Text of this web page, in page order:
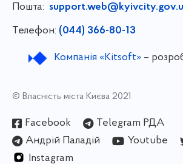
Пошта:
Телефон: (044) 366-80-13
Компанія «Kitsoft»–
© Власність міста Києва 2021
Facebook
Telegram РДА
Андрій Паладій
Youtube
Instagram